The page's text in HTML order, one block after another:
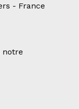
- France
notre